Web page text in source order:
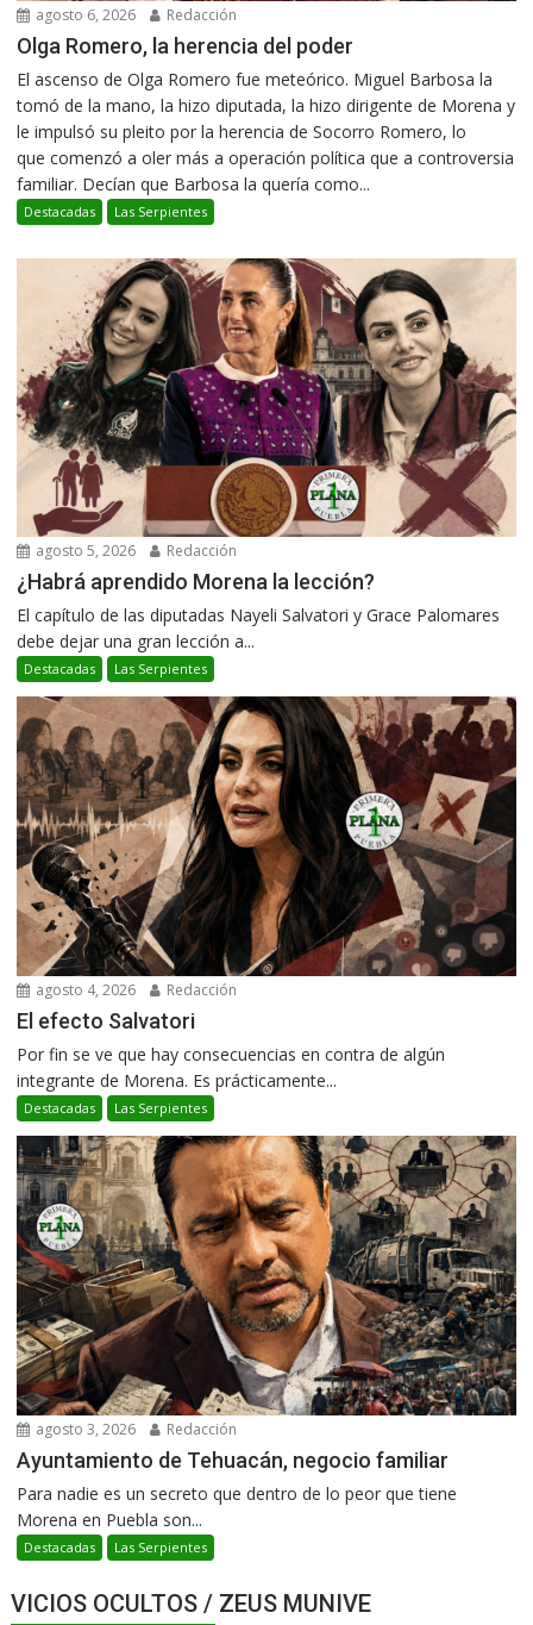
agosto 6, 2026 Redacción
Olga Romero, la herencia del poder
El ascenso de Olga Romero fue meteórico. Miguel Barbosa la
tomó de la mano, la hizo diputada, la hizo dirigente de Morena y
le impulsó su pleito por la herencia de Socorro Romero, lo
que comenzó a oler más a operación política que a controversia
familiar. Decían que Barbosa la quería como...
Destacadas Las Serpientes
agosto 5, 2026 Redacción
¿Habrá aprendido Morena la lección?
El capítulo de las diputadas Nayeli Salvatori y Grace Palomares
debe dejar una gran lección a...
Destacadas Las Serpientes
agosto 4, 2026 Redacción
El efecto Salvatori
Por fin se ve que hay consecuencias en contra de algún
integrante de Morena. Es prácticamente...
Destacadas Las Serpientes
agosto 3, 2026 Redacción
Ayuntamiento de Tehuacán, negocio familiar
Para nadie es un secreto que dentro de lo peor que tiene
Morena en Puebla son...
Destacadas Las Serpientes
VICIOS OCULTOS / ZEUS MUNIVE